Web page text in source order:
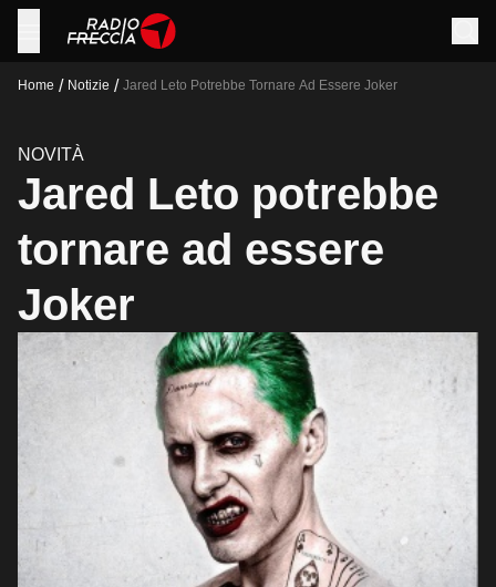
Home / Notizie / Jared Leto Potrebbe Tornare Ad Essere Joker
NOVITÀ
Jared Leto potrebbe
tornare ad essere
Joker